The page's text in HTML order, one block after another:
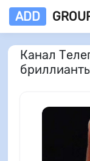
ADD
Канал